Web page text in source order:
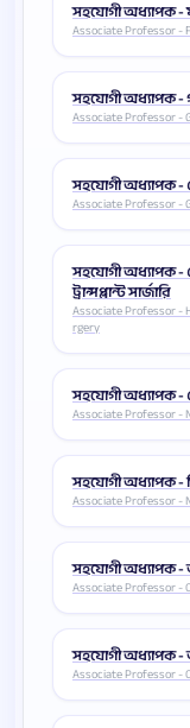
সহযোগী অধ্যাপক -
Associate Professor -
সহযোগী অধ্যাপক -
Associate Professor -
সহযোগী অধ্যাপক -
Associate Professor -
সহযোগী অধ্যাপক -
ট্রান্সপ্লান্ট সার্জারি
Associate Professor -
rgery
সহযোগী অধ্যাপক -
Associate Professor -
সহযোগী অধ্যাপক -
Associate Professor -
সহযোগী অধ্যাপক -
Associate Professor -
সহযোগী অধ্যাপক -
Associate Professor -